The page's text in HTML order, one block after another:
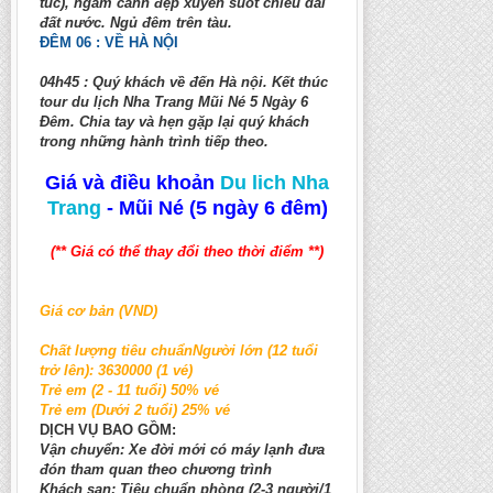
đất nước. Ngủ đêm trên tàu.
ĐÊM 06 : VỀ HÀ NỘI
04h45 : Quý khách về đến Hà nội. Kết thúc
tour du lịch Nha Trang Mũi Né 5 Ngày 6
Đêm. Chia tay và hẹn gặp lại quý khách
trong những hành trình tiếp theo.
Giá và điều khoản Du lich Nha
Trang - Mũi Né (5 ngày 6 đêm)
(** Giá có thể thay đổi theo thời điểm **)
Giá cơ bản (VND)
Chất lượng tiêu chuẩnNgười lớn (12 tuổi
trở lên): 3630000 (1 vé)
Trẻ em (2 - 11 tuổi) 50% vé
Trẻ em (Dưới 2 tuổi) 25% vé
DỊCH VỤ BAO GỒM:
Vận chuyển: Xe đời mới có máy lạnh đưa
đón tham quan theo chương trình
Khách sạn: Tiêu chuẩn phòng (2-3 người/1